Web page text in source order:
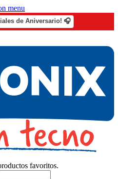
menu
de Aniversario! 🎧
favoritos.